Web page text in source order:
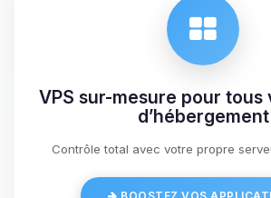
VPS sur-mesure pour tous
d’hébergement
Contrôle total avec votre propre